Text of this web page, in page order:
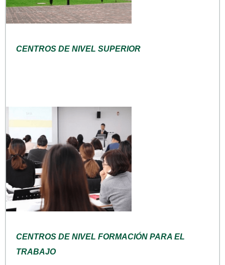
CENTROS DE NIVEL SUPERIOR
CENTROS DE NIVEL FORMACIÓN PARA EL
TRABAJO